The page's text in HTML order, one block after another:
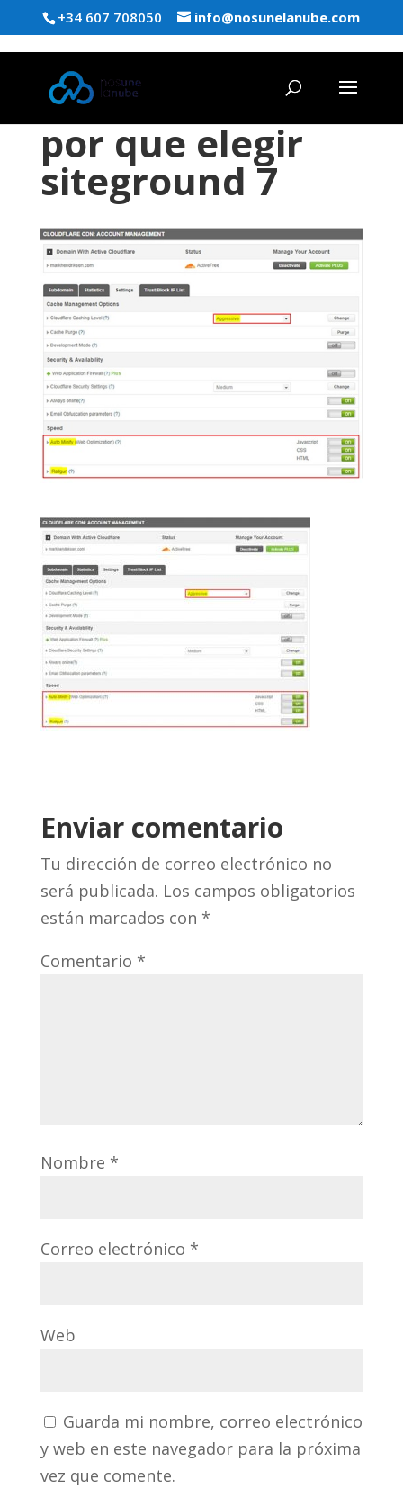
+34 607 708050 info@nosunelanube.com
por que elegir
siteground 7
Enviar comentario
Tu dirección de correo electrónico no
será publicada. Los campos obligatorios
están marcados con *
Comentario *
Nombre *
Correo electrónico *
Web
Guarda mi nombre, correo electrónico
y web en este navegador para la próxima
vez que comente.